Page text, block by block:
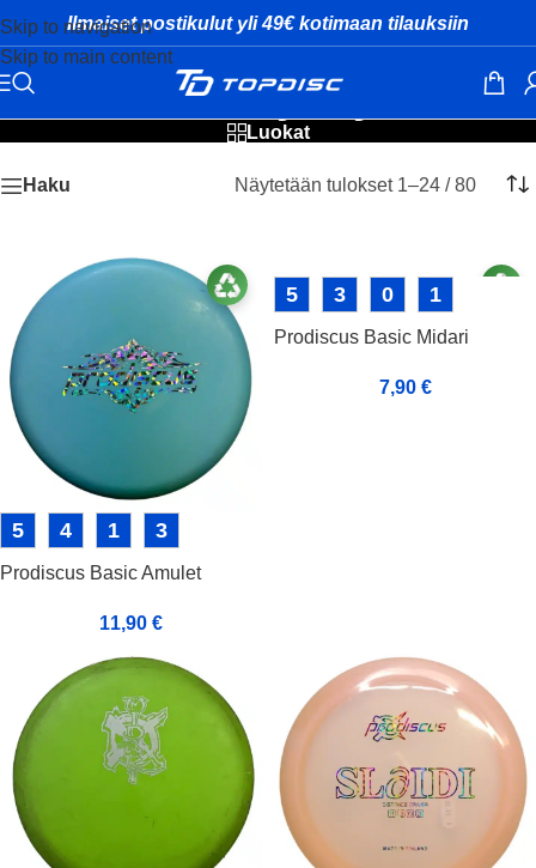
Skip to navigation
Skip to main content
Ilmaiset postikulut yli 49€ kotimaan tilauksiin
Prodiscus käytetyt kiekot
Luokat
Haku Näytetään tulokset 1–24 / 80
5 4 1 3
Prodiscus Basic Amulet
11,90 €
5 3 0 1
Prodiscus Basic Midari
7,90 €